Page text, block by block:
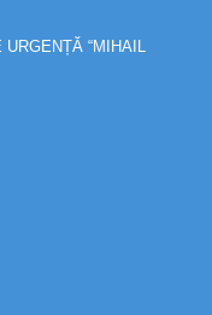
URGENȚĂ “MIHAIL